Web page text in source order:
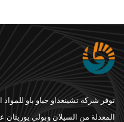
توفر شركة تشينغداو جياو باو
المعدلة من السيلان وبولي يوريثان